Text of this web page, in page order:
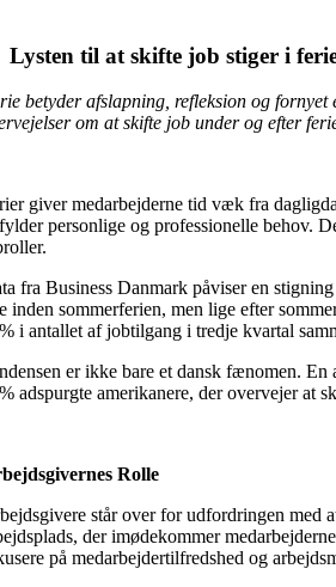
Lysten til at skifte job stiger i
betyder afslapning, refleksion og
om at skifte job under og efter
giver medarbejderne tid væk fra
personlige og professionelle behov.
fra Business Danmark påviser en
inden sommerferien, men lige efter
i antallet af jobtilgang i tredje kvartal
er ikke bare et dansk fænomen.
adspurgte amerikanere, der overvejer at
Rolle
står over for udfordringen med
der imødekommer
på medarbejdertilfredshed og